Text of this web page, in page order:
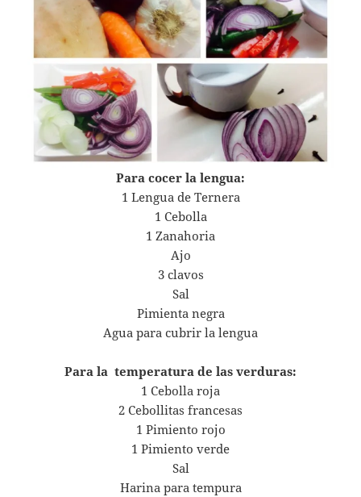
Para cocer la lengua:
1 Lengua de Ternera
1 Cebolla
1 Zanahoria
Ajo
3 clavos
Sal
Pimienta negra
Agua para cubrir la lengua
Para la temperatura de las verduras:
1 Cebolla roja
2 Cebollitas francesas
1 Pimiento rojo
1 Pimiento verde
Sal
Harina para tempura